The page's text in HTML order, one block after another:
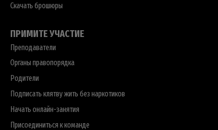
Скачать брошюры
ПРИМИТЕ УЧАСТИЕ
Преподаватели
Органы правопорядка
Родители
Подписать клятву жить без наркотиков
Начать онлайн-занятия
Присоединиться к команде